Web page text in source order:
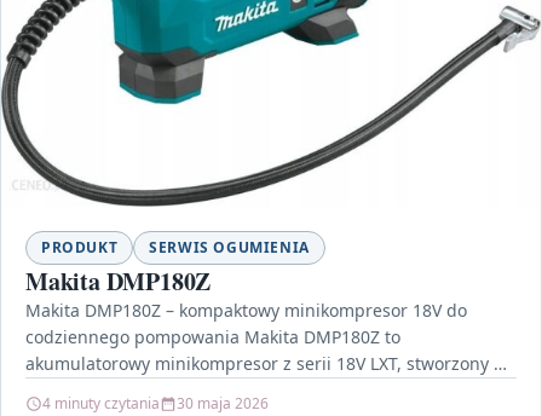
PRODUKT SERWIS OGUMIENIA
Makita DMP180Z
Makita DMP180Z – kompaktowy minikompresor 18V do
codziennego pompowania Makita DMP180Z to
akumulatorowy minikompresor z serii 18V LXT, stworzony do
4 minuty czytania 30 maja 2026